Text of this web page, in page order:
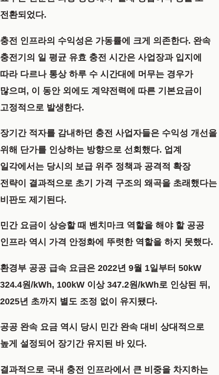
전환되었다.
충전 인프라의 수익성은 가동률에 크게 의존한다. 완속
충전기의 일 평균 유효 충전 시간은 사업장과 입지에
따라 다르나 통상 하루 수 시간대에 머무는 경우가
많으며, 이 동안 외에도 계약전력에 따른 기본요금이
고정적으로 발생한다.
장기간 적자를 감내하던 충전 사업자들은 수익성 개선을
위해 단가를 인상하는 방향으로 선회했다. 업계
일각에서는 당시의 보급 위주 정책과 공격적 확장
전략이 결과적으로 초기 가격 구조의 왜곡을 초래했다는
비판도 제기된다.
민간 요금이 상승할 때 벤치마크 역할을 해야 할 공공
인프라 역시 가격 안정화에 뚜렷한 역할을 하지 못했다.
환경부 공공 급속 요금은 2022년 9월 1일부터 50kW
324.4원/kWh, 100kW 이상 347.2원/kWh로 인상된 뒤,
2025년 초까지 별도 조정 없이 유지됐다.
공공 완속 요금 역시 당시 민간 완속 대비 상대적으로
높게 설정되어 장기간 유지된 바 있다.
결과적으로 국내 충전 인프라에서 큰 비중을 차지하는